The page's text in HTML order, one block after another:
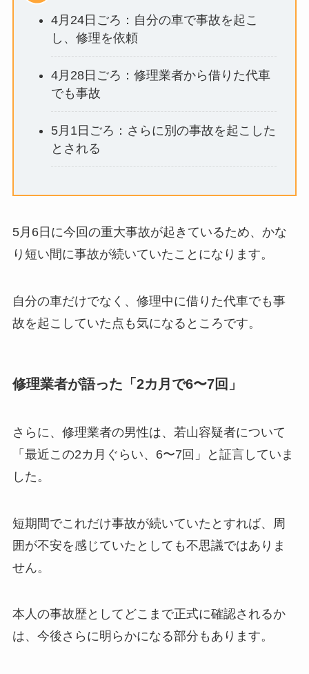
4月24日ごろ：自分の車で事故を起こ
し、修理を依頼
4月28日ごろ：修理業者から借りた代車
でも事故
5月1日ごろ：さらに別の事故を起こした
とされる
5月6日に今回の重大事故が起きているため、かな
り短い間に事故が続いていたことになります。
自分の車だけでなく、修理中に借りた代車でも事
故を起こしていた点も気になるところです。
修理業者が語った「2カ月で6〜7回」
さらに、修理業者の男性は、若山容疑者について
「最近この2カ月ぐらい、6〜7回」と証言していま
した。
短期間でこれだけ事故が続いていたとすれば、周
囲が不安を感じていたとしても不思議ではありま
せん。
本人の事故歴としてどこまで正式に確認されるか
は、今後さらに明らかになる部分もあります。